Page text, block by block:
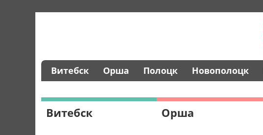
Витебск Орша Полоцк Новополоцк
Витебск Орша